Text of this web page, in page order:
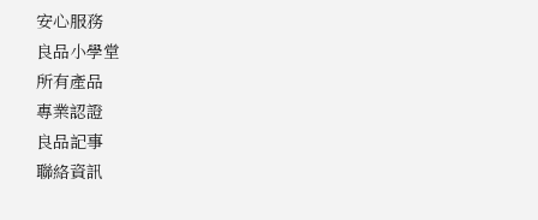
安心服務
良品小學堂
所有產品
專業認證
良品記事
聯絡資訊